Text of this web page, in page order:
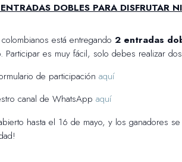
DOBLES PARA DISFRUTAR
está entregando 2 entradas
Participar es muy fácil, solo debes realizar
de participación aquí
canal de WhatsApp aquí
hasta el 16 de mayo, y los ganadores